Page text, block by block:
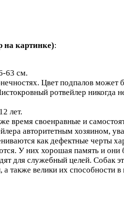
на картинке):
63 см.
Цвет подпалов
ротвейлер
лет.
время своенравные и
авторитетным хозяином,
как дефектные черты
У них хорошая память и
для служебный целей. Собак
также велики их способности